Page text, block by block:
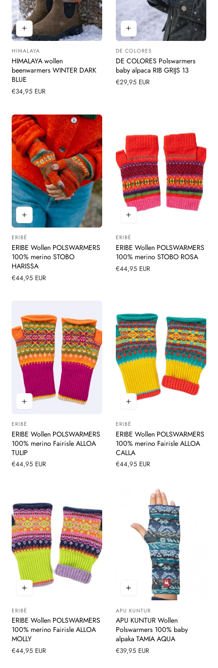
Leverancier:
HIMALAYA
HIMALAYA wollen
beenwarmers WINTER DARK
BLUE
Normale
€34,95 EUR
Leverancier:
DE COLORES
DE COLORES Polswarmers
baby alpaca RIB GRIJS 13
Normale
€29,95 EUR
Leverancier:
ERIBÉ
ERIBE Wollen POLSWARMERS
100% merino STOBO
HARISSA
Normale
€44,95 EUR
Leverancier:
ERIBÉ
ERIBE Wollen POLSWARMERS
100% merino STOBO ROSA
Normale
€44,95 EUR
Leverancier:
ERIBÉ
ERIBE Wollen POLSWARMERS
100% merino Fairisle ALLOA
TULIP
Normale
€44,95 EUR
Leverancier:
ERIBÉ
ERIBE Wollen POLSWARMERS
100% merino Fairisle ALLOA
CALLA
Normale
€44,95 EUR
Leverancier:
ERIBÉ
ERIBE Wollen POLSWARMERS
100% merino Fairisle ALLOA
MOLLY
Normale
€44,95 EUR
Leverancier:
APU KUNTUR
APU KUNTUR Wollen
Polswarmers 100% baby
alpaka TAMIA AQUA
Normale
€39,95 EUR